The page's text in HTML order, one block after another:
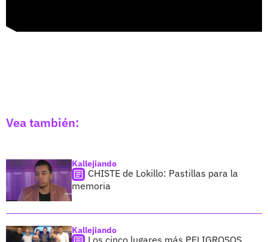
Vea también:
Kallejiando
CHISTE de Lokillo: Pastillas para la
memoria
Kallejiando
Los cinco lugares más PELIGROSOS